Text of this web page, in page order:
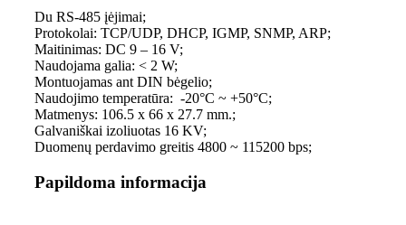
Du RS-485 įėjimai;
Protokolai: TCP/UDP, DHCP, IGMP, SNMP, ARP;
Maitinimas: DC 9 – 16 V;
Naudojama galia: < 2 W;
Montuojamas ant DIN bėgelio;
Naudojimo temperatūra: -20°C ~ +50°C;
Matmenys: 106.5 x 66 x 27.7 mm.;
Galvaniškai izoliuotas 16 KV;
Duomenų perdavimo greitis 4800 ~ 115200 bps;
Papildoma informacija